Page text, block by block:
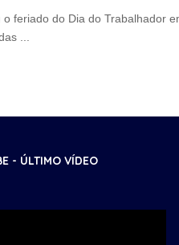
feriado do Dia do
- ÚLTIMO VÍDEO